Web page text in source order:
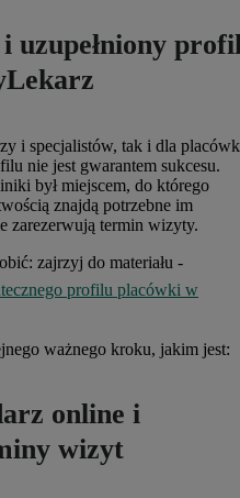
uzupełniony
i specjalistów, tak i dla
nie jest gwarantem sukcesu.
był miejscem, do którego
znajdą potrzebne im
zarezerwują termin wizyty.
zajrzyj do materiału -
profilu placówki w
ważnego kroku, jakim jest:
online i
wizyt